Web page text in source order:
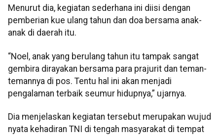
Menurut dia, kegiatan sederhana ini diisi dengan
pemberian kue ulang tahun dan doa bersama anak-
anak di daerah itu.
“Noel, anak yang berulang tahun itu tampak sangat
gembira dirayakan bersama para prajurit dan teman-
temannya di pos. Tentu hal ini akan menjadi
pengalaman terbaik seumur hidupnya,” ujarnya.
Dia menjelaskan kegiatan tersebut merupakan wujud
nyata kehadiran TNI di tengah masyarakat di tempat